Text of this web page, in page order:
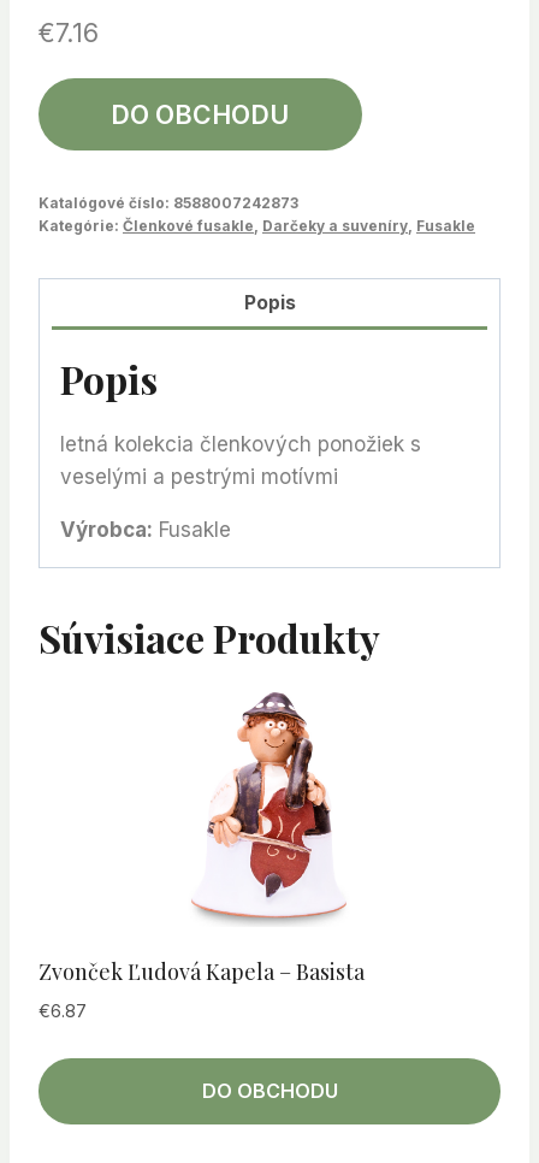
€7.16
DO OBCHODU
Katalógové číslo: 8588007242873
Kategórie: Členkové fusakle Darčeky a suveníry Fusakle
Popis
Popis
letná kolekcia členkových ponožiek s
veselými a pestrými motívmi
Výrobca: Fusakle
Súvisiace Produkty
Zvonček Ľudová Kapela – Basista
€6.87
DO OBCHODU